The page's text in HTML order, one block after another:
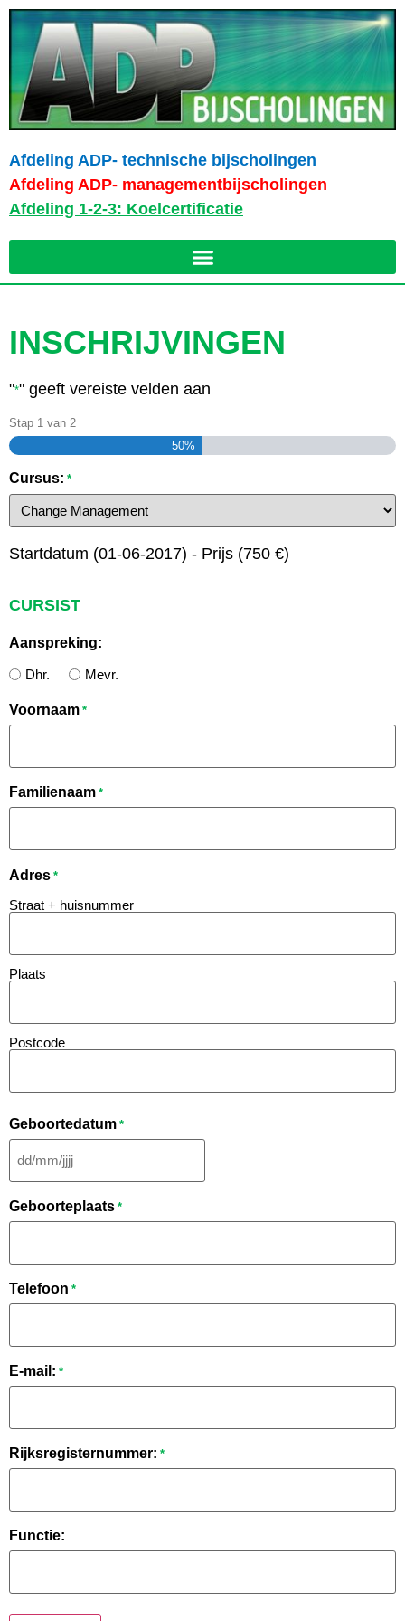
Afdeling ADP- technische bijscholingen
Afdeling ADP- managementbijscholingen
Afdeling 1-2-3: Koelcertificatie
INSCHRIJVINGEN
"*" geeft vereiste velden aan
Stap 1 van 2
50%
Cursus: *
Startdatum (01-06-2017) - Prijs (750 €)
CURSIST
Aanspreking:
Dhr. Mevr.
Voornaam *
Familienaam *
Adres *
Straat + huisnummer
Plaats
Postcode
Geboortedatum *
Geboorteplaats *
Telefoon *
E-mail: *
Rijksregisternummer: *
Functie: